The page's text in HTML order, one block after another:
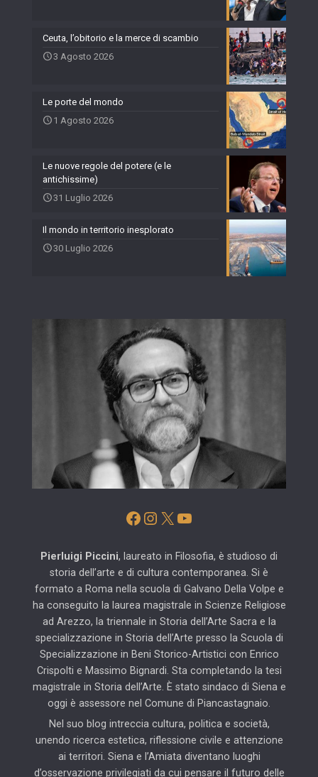
Ceuta, l’obitorio e la merce di scambio
3 Agosto 2026
Le porte del mondo
1 Agosto 2026
Le nuove regole del potere (e le
antichissime)
31 Luglio 2026
Il mondo in territorio inesplorato
30 Luglio 2026
Facebook
Instagram
X YouTube
Pierluigi Piccini, laureato in Filosofia, è studioso di
storia dell’arte e di cultura contemporanea. Si è
formato a Roma nella scuola di Galvano Della Volpe e
ha conseguito la laurea magistrale in Scienze Religiose
ad Arezzo, la triennale in Storia dell’Arte Sacra e la
specializzazione in Storia dell’Arte presso la Scuola di
Specializzazione in Beni Storico-Artistici con Enrico
Crispolti e Massimo Bignardi. Sta completando la tesi
magistrale in Storia dell’Arte. È stato sindaco di Siena e
oggi è assessore nel Comune di Piancastagnaio.
Nel suo blog intreccia cultura, politica e società,
unendo ricerca estetica, riflessione civile e attenzione
ai territori. Siena e l’Amiata diventano luoghi
d’osservazione privilegiati da cui pensare il futuro delle